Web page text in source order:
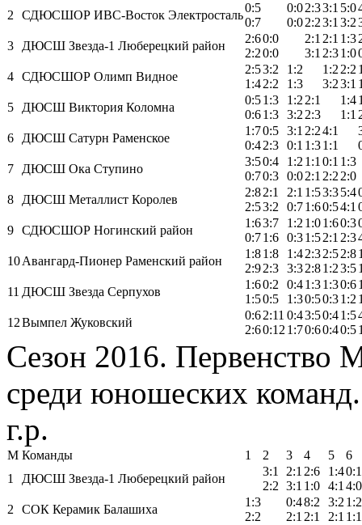
2
СДЮСШОР ИВС-Восток Электросталь
0:5
0:7
0:0
0:0
2:3
2:2
3:1
3:1
5:0
3:2
3
ДЮСШ Звезда-1 Люберецкий район
2:6
2:2
0:0
0:0
2:1
3:1
2:1
2:3
1:3
1:0
4 СДЮСШОР Олимп Видное
2:5
1:4
3:2
2:2
1:2
1:3
1:2
3:2
2:2
3:1
5
ДЮСШ Виктория Коломна
0:5
0:6
1:3
1:3
1:2
3:2
2:1
2:3
1:4
1:1
6
ДЮСШ Сатурн Раменское
1:7
0:4
0:5
2:3
3:1
0:1
2:2
1:3
4:1
1:1
7
ДЮСШ Ока Ступино
3:5
0:7
0:4
0:3
1:2
0:0
1:1
2:1
0:1
2:2
1:3
2:0
8
ДЮСШ Металлист Королев
2:8
2:5
2:1
3:2
2:1
0:7
1:5
1:6
3:3
0:5
5:4
4:1
9 СДЮСШОР Ногинский район
1:6
0:7
3:7
1:6
1:2
0:3
1:0
1:5
1:6
2:1
0:3
2:3
10Авангард-Пионер Раменский район
1:8
2:9
1:8
2:3
1:4
3:3
2:3
2:8
2:5
1:2
2:8
3:5
11 ДЮСШ Звезда Серпухов
1:6
1:5
0:2
0:5
0:4
1:3
1:3
0:5
1:3
0:3
0:6
1:2
12Вымпел Жуковский
0:6
2:6
2:11
0:12
0:4
1:7
3:5
0:6
0:4
0:4
1:5
0:5
Сезон 2016. Первенство
среди юношеских
г.р.
М Команды 1 2 3 4 5
6
1
ДЮСШ Звезда-1 Люберецкий район
3:1
2:2
2:1
3:1
2:6
1:0
1:4
4:1
0:1
4:0
2
СОК Керамик Балашиха
1:3
2:2
0:4
2:1
8:2
2:1
3:2
2:1
1:2
1:1